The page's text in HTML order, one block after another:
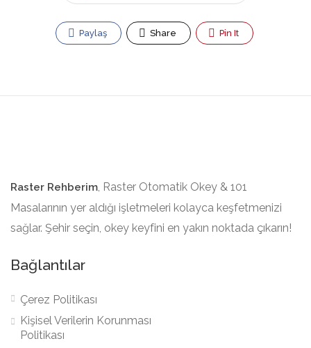
Paylaş Share Pin It
Raster Rehberim, Raster Otomatik Okey & 101
Masalarının yer aldığı işletmeleri kolayca keşfetmenizi
sağlar. Şehir seçin, okey keyfini en yakın noktada çıkarın!
Bağlantılar
Çerez Politikası
Kişisel Verilerin Korunması
Politikası